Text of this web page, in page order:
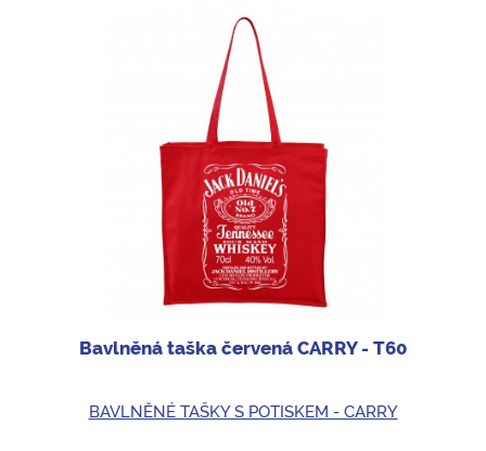
Bavlněná taška červená CARRY - T60
BAVLNĚNÉ TAŠKY S POTISKEM - CARRY